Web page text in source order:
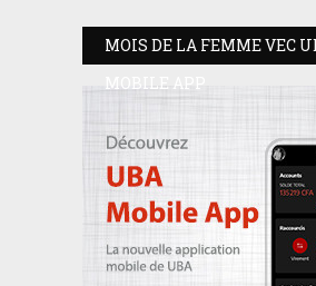
MOIS DE LA FEMME VEC
MOBILE APP